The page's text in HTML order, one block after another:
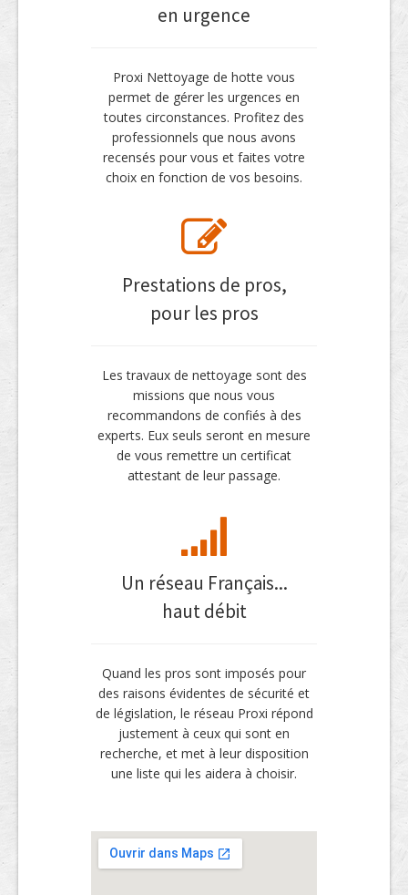
en urgence
Proxi Nettoyage de hotte vous
permet de gérer les urgences en
toutes circonstances. Profitez des
professionnels que nous avons
recensés pour vous et faites votre
choix en fonction de vos besoins.
Prestations de pros,
pour les pros
Les travaux de nettoyage sont des
missions que nous vous
recommandons de confiés à des
experts. Eux seuls seront en mesure
de vous remettre un certificat
attestant de leur passage.
Un réseau Français...
haut débit
Quand les pros sont imposés pour
des raisons évidentes de sécurité et
de législation, le réseau Proxi répond
justement à ceux qui sont en
recherche, et met à leur disposition
une liste qui les aidera à choisir.